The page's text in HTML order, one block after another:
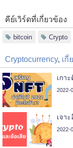
คีย์เวิร์ดที่เกี่ยวข้อง
bitcoin Crypto
Cryptocurrency, เกี่
เกา
2022-
เจา
2022-